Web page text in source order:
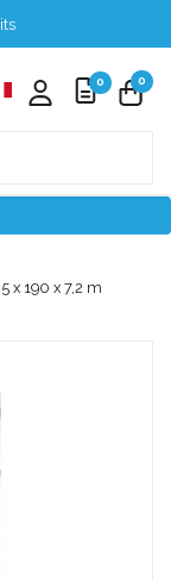
0 0
x 190 x 7,2 m